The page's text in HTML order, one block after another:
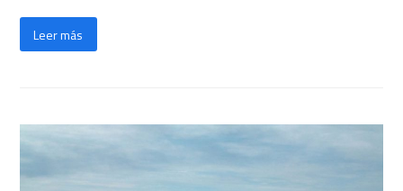
Leer más